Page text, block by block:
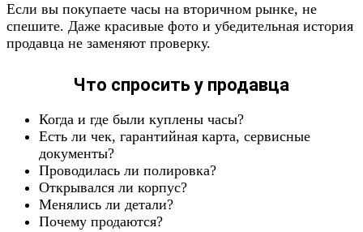
Если вы покупаете часы на вторичном рынке, не
спешите. Даже красивые фото и убедительная история
продавца не заменяют проверку.
Что спросить у продавца
Когда и где были куплены часы?
Есть ли чек, гарантийная карта, сервисные
документы?
Проводилась ли полировка?
Открывался ли корпус?
Менялись ли детали?
Почему продаются?